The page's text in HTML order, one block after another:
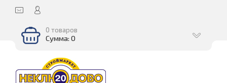
0 товаров
Сумма: 0